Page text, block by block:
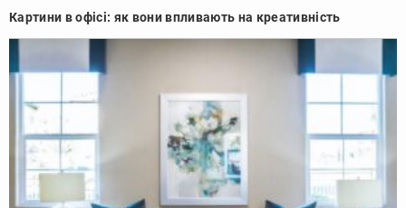
Картини в офісі: як вони впливають на креативність